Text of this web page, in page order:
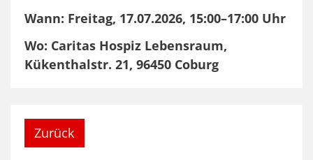
Wann: Freitag, 17.07.2026, 15:00–17:00 Uhr
Wo: Caritas Hospiz Lebensraum,
Kükenthalstr. 21, 96450 Coburg
Zurück